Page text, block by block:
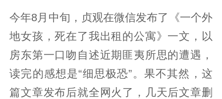
今年8月中旬，贞观在微信发布了《一个外
地女孩，死在了我出租的公寓》一文，以
房东第一口吻自述近期匪夷所思的遭遇，
读完的感想是“细思极恐”。果不其然，这
篇文章发布后就全网火了，几天后文章删